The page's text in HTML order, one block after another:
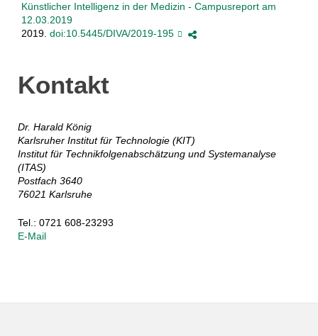
Künstlicher Intelligenz in der Medizin - Campusreport am
12.03.2019
2019. doi:10.5445/DIVA/2019-195
Kontakt
Dr. Harald König
Karlsruher Institut für Technologie (KIT)
Institut für Technikfolgenabschätzung und Systemanalyse
(ITAS)
Postfach 3640
76021 Karlsruhe
Tel.: 0721 608-23293
E-Mail